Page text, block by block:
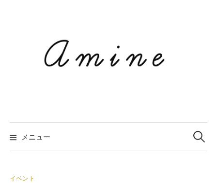
プ
メニュー 検
イベント